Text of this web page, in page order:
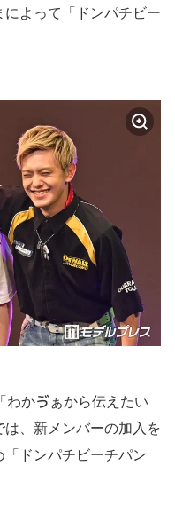
よって「ドンパチビー
わかゔぁから伝えたい
、新メンバーの加入を
ドンパチビーチパン